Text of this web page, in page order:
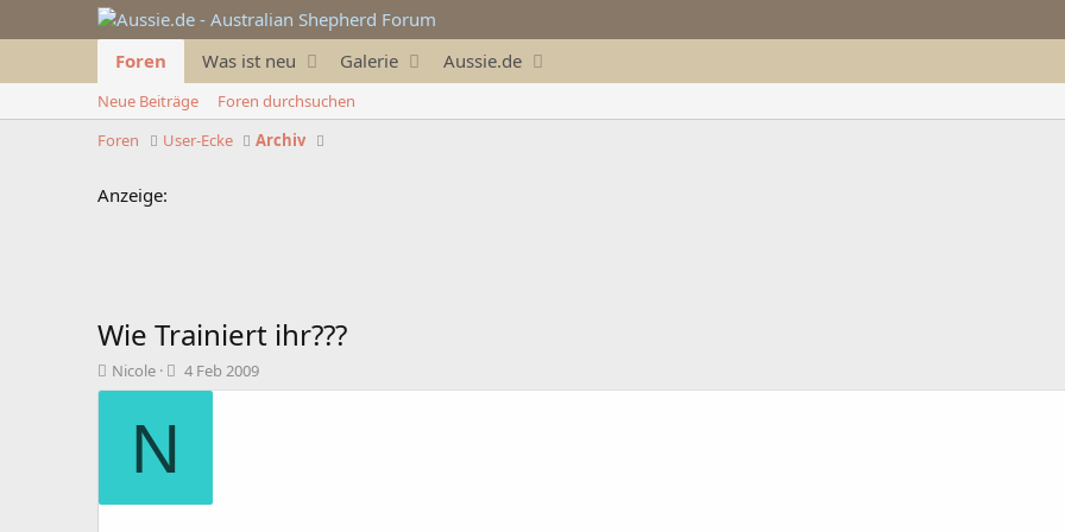
Foren Was ist neu Galerie Aussie.de
Neue Beiträge
Foren durchsuchen
Foren
User-Ecke Archiv
Anzeige:
Wie Trainiert ihr???
T
h
Nicole
B
e
4 Feb 2009
N